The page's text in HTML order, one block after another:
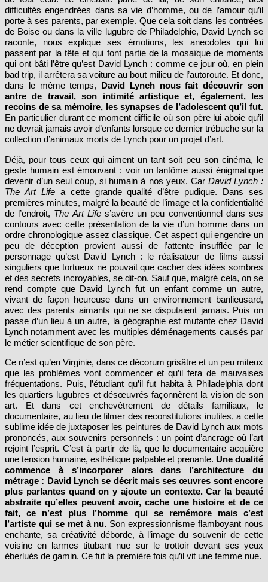
porte à ses parents, par exemple. Que cela soit dans les contrées
de Boise ou dans la ville lugubre de Philadelphie, David Lynch se
raconte, nous explique ses émotions, les anecdotes qui lui
passent par la tête et qui font partie de la mosaïque de moments
qui ont bâti l’être qu’est David Lynch : comme ce jour où, en plein
bad trip, il arrêtera sa voiture au bout milieu de l’autoroute. Et donc,
dans le même temps,David Lynch nous fait découvrir son
antre de travail, son intimité artistique et, également, les
recoins de sa mémoire, les synapses de l’adolescent qu’il fut.
En particulier durant ce moment difficile où son père lui aboie qu’il
ne devrait jamais avoir d’enfants lorsque ce dernier trébuche sur la
collection d’animaux morts de Lynch pour un projet d’art.
Déjà, pour tous ceux qui aiment un tant soit peu son cinéma, le
geste humain est émouvant : voir un fantôme aussi énigmatique
devenir d’un seul coup, si humain à nos yeux. CarDavid Lynch :
The Art Life a cette grande qualité d’être pudique. Dans ses
premières minutes, malgré la beauté de l’image et la confidentialité
de l’endroit,The Art Lifes’avère un peu conventionnel dans ses
contours avec cette présentation de la vie d’un homme dans un
ordre chronologique assez classique. Cet aspect qui engendre un
peu de déception provient aussi de l’attente insufflée par le
personnage qu’est David Lynch : le réalisateur de films aussi
singuliers que tortueux ne pouvait que cacher des idées sombres
et des secrets incroyables, se dit-on. Sauf que, malgré cela, on se
rend compte que David Lynch fut un enfant comme un autre,
vivant de façon heureuse dans un environnement banlieusard,
avec des parents aimants qui ne se disputaient jamais. Puis on
passe d’un lieu à un autre, la géographie est mutante chez David
Lynch notamment avec les multiples déménagements causés par
le métier scientifique de son père.
Ce n’est qu’en Virginie, dans ce décorum grisâtre et un peu miteux
que les problèmes vont commencer et qu’il fera de mauvaises
fréquentations. Puis, l’étudiant qu’il fut habita à Philadelphia dont
les quartiers lugubres et désœuvrés façonnèrent la vision de son
art. Et dans cet enchevêtrement de détails familiaux, le
documentaire, au lieu de filmer des reconstitutions inutiles, a cette
sublime idée de juxtaposer les peintures de David Lynch aux mots
prononcés, aux souvenirs personnels : un point d’ancrage où l’art
rejoint l’esprit. C’est à partir de là, que le documentaire acquière
une tension humaine, esthétique palpable et prenante.Une dualité
commence à s’incorporer alors dans l’architecture du
métrage : David Lynch se décrit mais ses œuvres sont encore
plus parlantes quand on y ajoute un contexte. Car la beauté
abstraite qu’elles peuvent avoir, cache une histoire et de ce
fait, ce n’est plus l’homme qui se remémore mais c’est
l’artiste qui se met à nu.Son expressionnisme flamboyant nous
enchante, sa créativité déborde, à l’image du souvenir de cette
voisine en larmes titubant nue sur le trottoir devant ses yeux
éberlués de gamin. Ce fut la première fois qu’il vit une femme nue.